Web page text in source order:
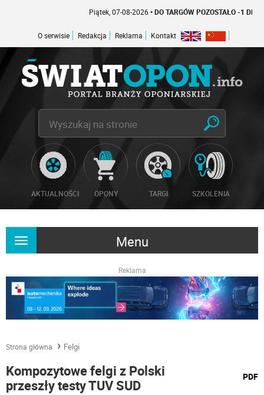
Piątek, 07-08-2026• DO TARGÓW POZOSTAŁO -1 DNI
O serwisie Redakcja Reklama Kontakt
AKTUALNOŚCI OPONY TARGI SZKOLENIA
Menu
Rozwiń
Reklama
Strona główna Felgi
Kompozytowe felgi z Polski
przeszły testy TUV SUD
PDF